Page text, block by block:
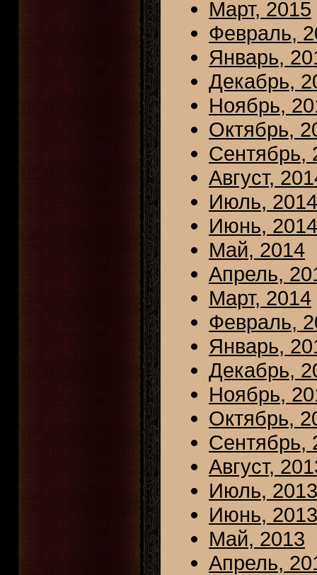
Март, 2015
Февраль,
Январь,
Декабрь,
Ноябрь,
Октябрь,
Сентябрь,
Август,
Июль, 2014
Июнь, 2014
Май, 2014
Апрель,
Март, 2014
Февраль,
Январь,
Декабрь,
Ноябрь,
Октябрь,
Сентябрь,
Август,
Июль, 2013
Июнь, 2013
Май, 2013
Апрель,